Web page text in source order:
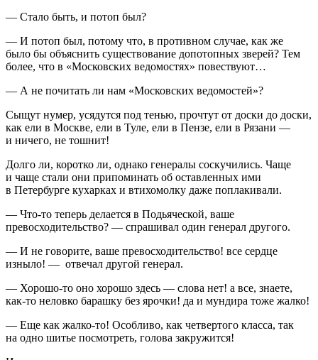
— Стало быть, и потоп был?
— И потоп был, потому что, в противном случае, как же
было бы объяснить существование допотопных зверей? Тем
более, что в «Московских ведомостях» повествуют…
— А не почитать ли нам «Московских ведомостей»?
Сыщут нумер, усядутся под тенью, прочтут от доски до доски,
как ели в Москве, ели в Туле, ели в Пензе, ели в Рязани —
и ничего, не тошнит!
Долго ли, коротко ли, однако генералы соскучились. Чаще
и чаще стали они припоминать об оставленных ими
в Петербурге кухарках и втихомолку даже поплакивали.
— Что-то теперь делается в Подьяческой, ваше
превосходительство? — спрашивал один генерал другого.
— И не говорите, ваше превосходительство! все сердце
изныло! — отвечал другой генерал.
— Хорошо-то оно хорошо здесь — слова нет! а все, знаете,
как-то неловко барашку без ярочки! да и мундира тоже жалко!
— Еще как жалко-то! Особливо, как четвертого класса, так
на одно шитье посмотреть, голова закружится!